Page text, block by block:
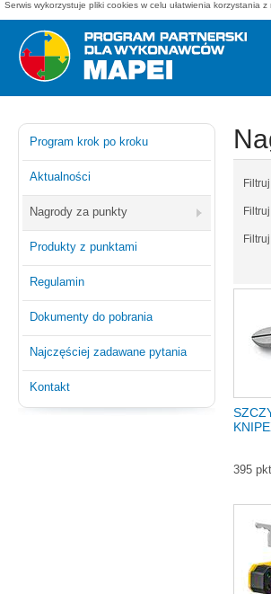
Serwis wykorzystuje pliki cookies w celu ułatwienia
Program krok po kroku
Aktualności
Nagrody za punkty
Produkty z punktami
Regulamin
Dokumenty do pobrania
Najczęściej zadawane pytania
Kontakt
395